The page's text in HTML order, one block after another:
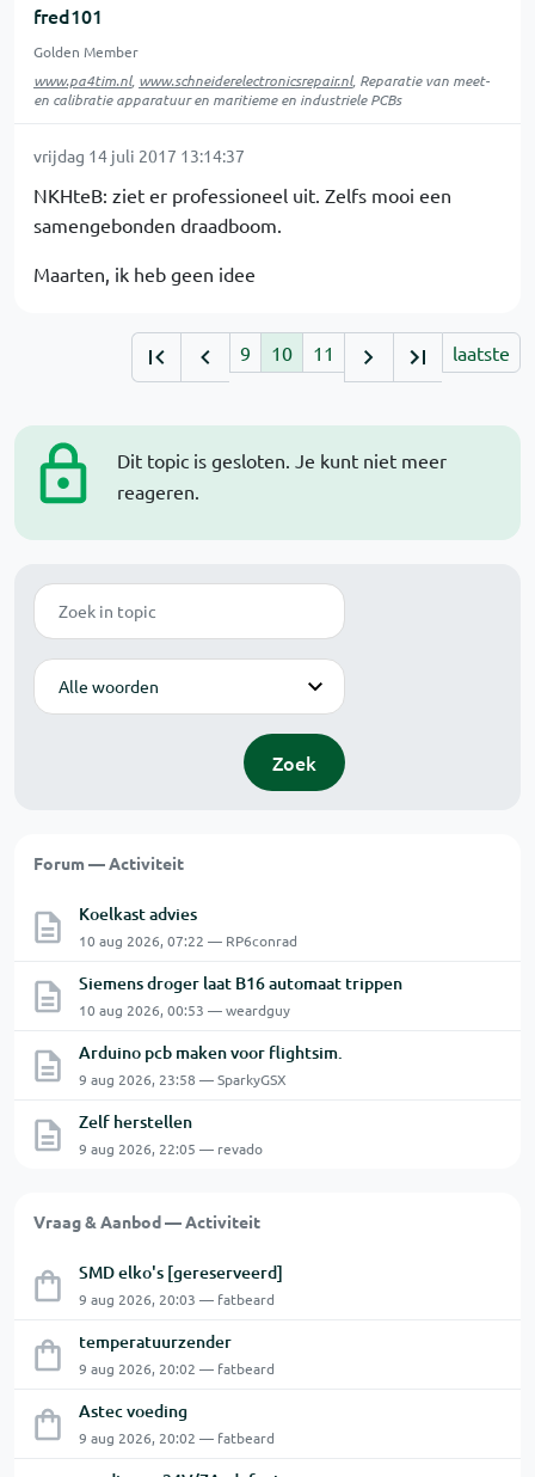
Dit topic is gesloten. Je kunt niet meer
reageren.
Zoek
Modus
Zoek
Forum — Activiteit
Koelkast advies
10 aug 2026, 07:22 — RP6conrad
Siemens droger laat B16 automaat trippen
10 aug 2026, 00:53 — weardguy
Arduino pcb maken voor flightsim.
9 aug 2026, 23:58 — SparkyGSX
Zelf herstellen
9 aug 2026, 22:05 — revado
Vraag & Aanbod — Activiteit
SMD elko's [gereserveerd]
9 aug 2026, 20:03 — fatbeard
temperatuurzender
9 aug 2026, 20:02 — fatbeard
Astec voeding
9 aug 2026, 20:02 — fatbeard
fred101
Golden Member
www.pa4tim.nl, www.schneiderelectronicsrepair.nl, Reparatie van meet-
en calibratie apparatuur en maritieme en industriele PCBs
vrijdag 14 juli 2017 13:14:37
NKHteB: ziet er professioneel uit. Zelfs mooi een
samengebonden draadboom.
Maarten, ik heb geen idee
9 10 11 laatste